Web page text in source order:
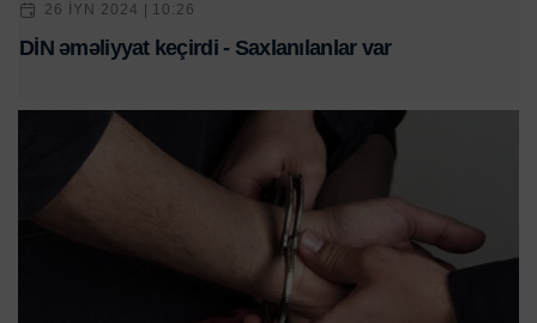
26 IYN 2024 | 10:26
DİN əməliyyat keçirdi - Saxlanılanlar var